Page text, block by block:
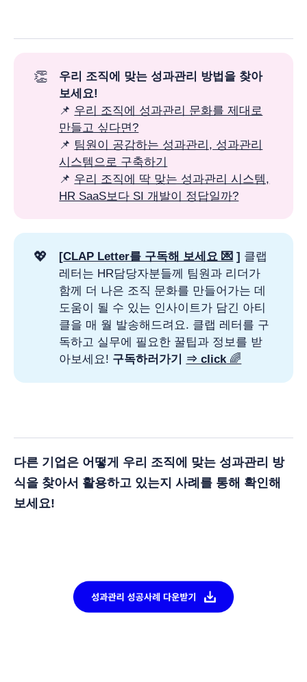
👏
우리 조직에 맞는 성과관리 방법을 찾아
보세요!
📌 우리 조직에 성과관리 문화를 제대로
만들고 싶다면?
📌 팀원이 공감하는 성과관리, 성과관리
시스템으로 구축하기
📌 우리 조직에 딱 맞는 성과관리 시스템,
HR SaaS보다 SI 개발이 정답일까?
💖 [CLAP Letter를 구독해 보세요 💌 ] 클랩
레터는 HR담당자분들께 팀원과 리더가
함께 더 나은 조직 문화를 만들어가는 데
도움이 될 수 있는 인사이트가 담긴 아티
클을 매 월 발송해드려요. 클랩 레터를 구
독하고 실무에 필요한 꿀팁과 정보를 받
아보세요! 구독하러가기 ⇒ click🌈
다른 기업은 어떻게 우리 조직에 맞는 성과관리 방
식을 찾아서 활용하고 있는지 사례를 통해 확인해
보세요!